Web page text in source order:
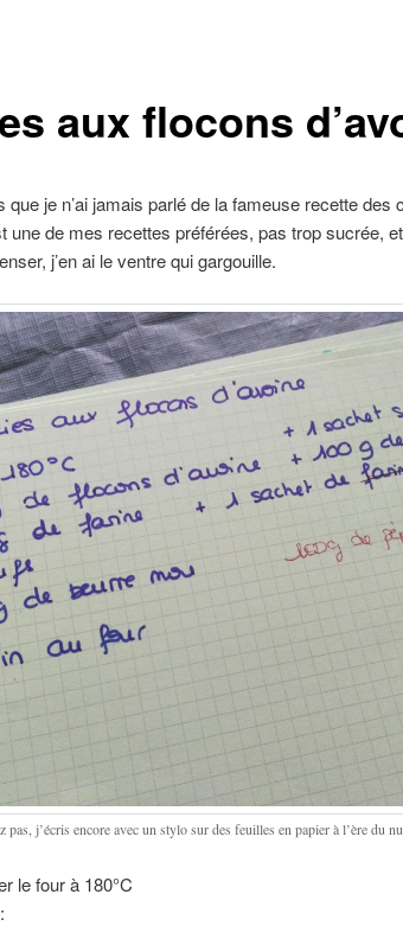
aux flocons
que je n’ai jamais parlé de la fameuse recette
une de mes recettes préférées, pas trop sucrée,
j’en ai le ventre qui gargouille.
pas, j’écris encore avec un stylo sur des feuilles en papier à l’ère du
le four à 180°C